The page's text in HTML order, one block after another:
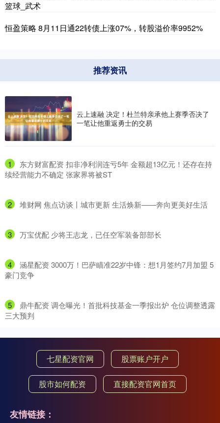
篮球_武术
恒盈策略 8月11日通22转债上涨07%，转股溢价率9952%
推荐资讯
云上速融 决定！杜兰特亲承他上赛季否决了
一笔让他重返勇士的交易
1
​东方财富配资 扣非净利润连亏5年 金额超13亿元！还存在持
续经营能力不确定 张家界将被ST
2 ​堆财网 焦点访谈丨城市更新 生活焕新——奔向更美好生活
3 ​万宝优配 少将王志龙，已任空军装备部部长
4
​涵星配资 3000万！巴萨瞄准22岁中锋：想1月签约7月加盟 5
豪门竞争
5
​鼎牛配资 调仓曝光！首批科技基金一季报出炉 仓位调整透露
三大预判
七星配资官网 股票账户开户
股市如何配资 直接配资官网首页
友情链接：